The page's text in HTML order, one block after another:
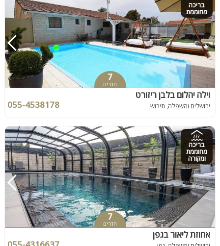
בריכה
מחוממת
7
חדרים
וילה יהלום בלבן ריזורט
ירושלים והשפלה, תירוש 055-4538178
בריכה
מחוממת
ומקורה
7
חדרים
אחוזת ליאור בגפן